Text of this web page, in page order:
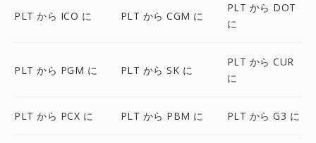
PLT から ICO に PLT から CGM に
PLT から DOT
に
PLT から PGM に PLT から SK に
PLT から CUR
に
PLT から PCX に PLT から PBM に PLT から G3 に